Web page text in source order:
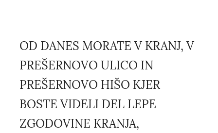
OD DANES MORATE V KRANJ, V
PREŠERNOVO ULICO IN
PREŠERNOVO HIŠO KJER
BOSTE VIDELI DEL LEPE
ZGODOVINE KRANJA,